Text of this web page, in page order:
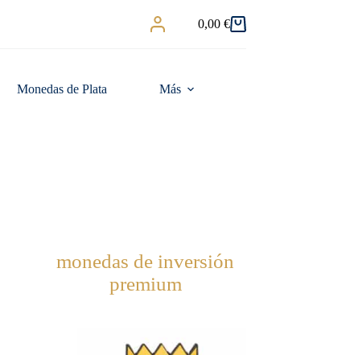
Carro
0,00 €
Monedas de Plata Más
monedas de inversión
premium